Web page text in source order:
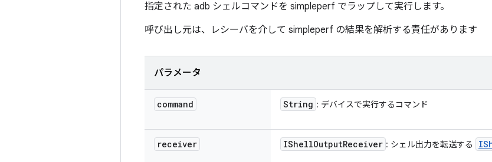
指定された adb シェルコマンドを simpleperf でラップして実行します。
呼び出し元は、レシーバを介して simpleperf の結果を解析する責任があります
パラメータ
command String : デバイスで実行するコマンド
receiver IShellOutputReceiver : シェル出力を転送する